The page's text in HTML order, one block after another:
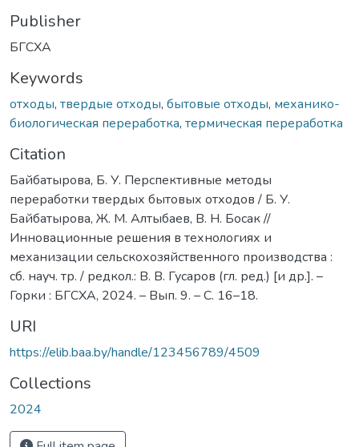
Publisher
БГСХА
Keywords
отходы, твердые отходы, бытовые отходы, механико-
биологическая переработка, термическая переработка
Citation
Байбатырова, Б. У. Перспективные методы
переработки твердых бытовых отходов / Б. У.
Байбатырова, Ж. М. Алтыбаев, В. Н. Босак //
Инновационные решения в технологиях и
механизации сельскохозяйственного производства :
сб. науч. тр. / редкол.: В. В. Гусаров (гл. ред.) [и др.]. –
Горки : БГСХА, 2024. – Вып. 9. – С. 16–18.
URI
https://elib.baa.by/handle/123456789/4509
Collections
2024